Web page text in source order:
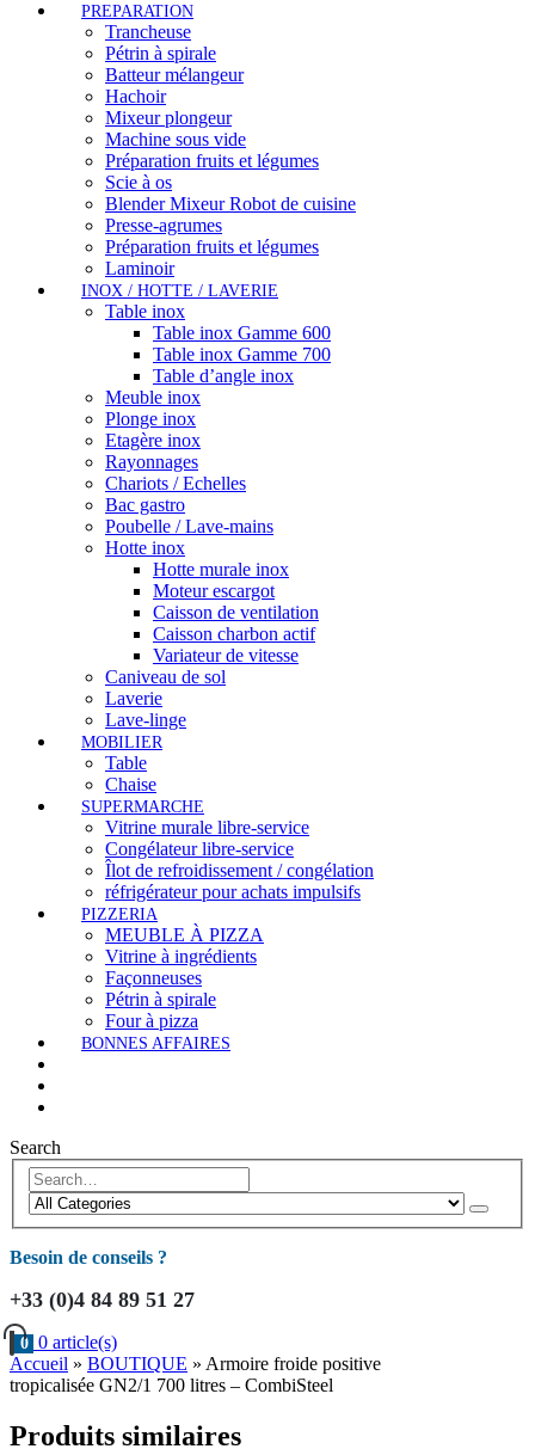
PREPARATION
Trancheuse
Pétrin à spirale
Batteur mélangeur
Hachoir
Mixeur plongeur
Machine sous vide
Préparation fruits et légumes
Scie à os
Blender Mixeur Robot de cuisine
Presse-agrumes
Préparation fruits et légumes
Laminoir
INOX / HOTTE / LAVERIE
Table inox
Table inox Gamme 600
Table inox Gamme 700
Table d’angle inox
Meuble inox
Plonge inox
Etagère inox
Rayonnages
Chariots / Echelles
Bac gastro
Poubelle / Lave-mains
Hotte inox
Hotte murale inox
Moteur escargot
Caisson de ventilation
Caisson charbon actif
Variateur de vitesse
Caniveau de sol
Laverie
Lave-linge
MOBILIER
Table
Chaise
SUPERMARCHE
Vitrine murale libre-service
Congélateur libre-service
Îlot de refroidissement / congélation
réfrigérateur pour achats impulsifs
PIZZERIA
MEUBLE À PIZZA
Vitrine à ingrédients
Façonneuses
Pétrin à spirale
Four à pizza
BONNES AFFAIRES
Search
Besoin de conseils ?
+33 (0)4 84 89 51 27
0 0 article(s)
Accueil » BOUTIQUE » Armoire froide positive
tropicalisée GN2/1 700 litres – CombiSteel
Produits similaires